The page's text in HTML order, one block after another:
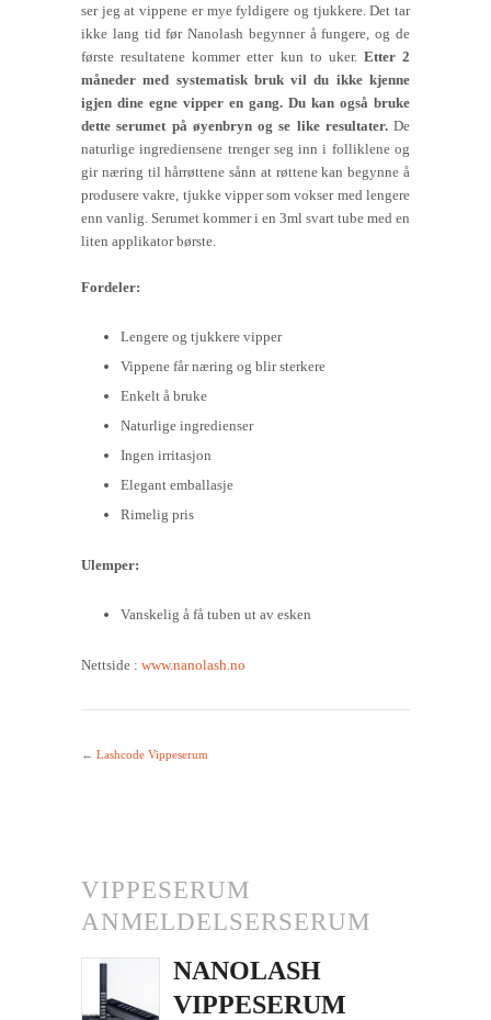
ser jeg at vippene er mye fyldigere og tjukkere. Det tar
ikke lang tid før Nanolash begynner å fungere, og de
første resultatene kommer etter kun to uker. Etter 2
måneder med systematisk bruk vil du ikke kjenne
igjen dine egne vipper en gang. Du kan også bruke
dette serumet på øyenbryn og se like resultater.De
naturlige ingrediensene trenger seg inn i folliklene og
gir næring til hårrøttene sånn at røttene kan begynne å
produsere vakre, tjukke vipper som vokser med lengere
enn vanlig. Serumet kommer i en 3ml svart tube med en
liten applikator børste.
Fordeler:
Lengere og tjukkere vipper
Vippene får næring og blir sterkere
Enkelt å bruke
Naturlige ingredienser
Ingen irritasjon
Elegant emballasje
Rimelig pris
Ulemper:
Vanskelig å få tuben ut av esken
Nettside : www.nanolash.no
← Lashcode Vippeserum
VIPPESERUM
ANMELDELSERSERUM
NANOLASH
VIPPESERUM